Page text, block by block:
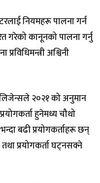
नियमहरू पालना गर्न
गरेको कानूनको पालना गर्नु
अश्विनी
२०२१ को अनुमान
हुनेमध्य चौथो
बढी प्रयोगकर्ताहरू छन्
प्रयोगकर्ता घट्नसक्ने